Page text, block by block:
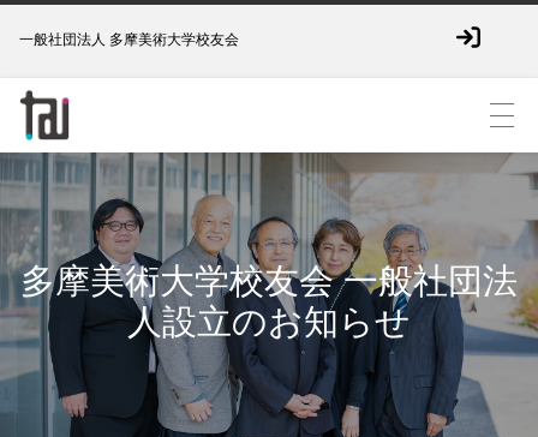
一般社団法人 多摩美術大学校友会
多摩美術大学校友会 一般社団法
人設立のお知らせ